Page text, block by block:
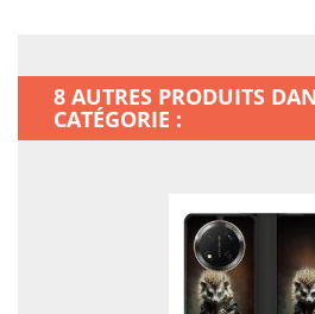
8 AUTRES PRODUITS
CATÉGORIE :